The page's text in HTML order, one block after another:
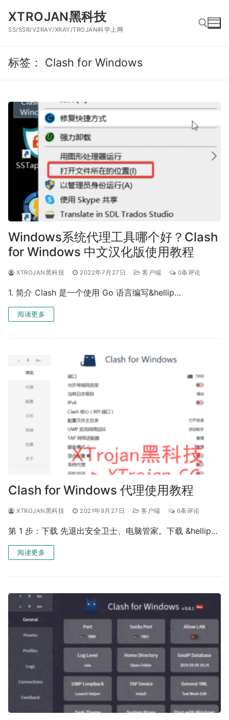
XTROJAN黑科技
SS/SSR/V2RAY/XRAY/TROJAN科学上网
搜索：
标签： Clash for Windows
Windows系统代理工具哪个好？Clash
for Windows 中文汉化版使用教程
XTROJAN黑科技 2022年7月27日 客户端 0条评论
1. 简介 Clash 是一个使用 Go 语言编写&hellip…
阅读更多
Clash for Windows 代理使用教程
XTROJAN黑科技 2021年9月27日 客户端 6条评论
第 1 步：下载 先退出安全卫士、电脑管家。下载 &hellip…
阅读更多